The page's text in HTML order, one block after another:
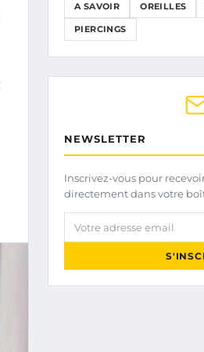
A SAVOIR OREILLES
PIERCINGS
NEWSLETTER
Inscrivez-vous pour
directement dans votre
Votre adresse email